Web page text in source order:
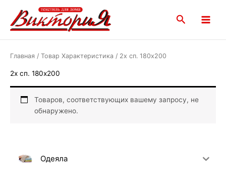
содержимому
Поиск
Menu
Одеяла
Главная / Товар Характеристика / 2х сп. 180х200
2х сп. 180х200
Товаров, соответствующих вашему запросу, не
обнаружено.